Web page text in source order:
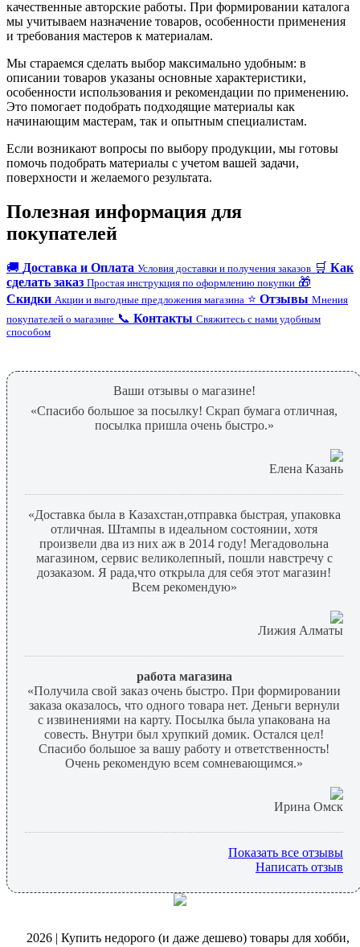
качественные авторские работы. При формировании каталога
мы учитываем назначение товаров, особенности применения
и требования мастеров к материалам.
Мы стараемся сделать выбор максимально удобным: в
описании товаров указаны основные характеристики,
особенности использования и рекомендации по применению.
Это помогает подобрать подходящие материалы как
начинающим мастерам, так и опытным специалистам.
Если возникают вопросы по выбору продукции, мы готовы
помочь подобрать материалы с учетом вашей задачи,
поверхности и желаемого результата.
Полезная информация для
покупателей
🚚 Доставка и Оплата Условия доставки и получения заказов 🛒 Как
сделать заказ Простая инструкция по оформлению покупки 🎁
Скидки Акции и выгодные предложения магазина ⭐ Отзывы Мнения
покупателей о магазине 📞 Контакты Свяжитесь с нами удобным
способом
Ваши отзывы о магазине!
«Спасибо большое за посылку! Скрап бумага отличная,
посылка пришла очень быстро.»
Елена Казань
«Доставка была в Казахстан,отправка быстрая, упаковка
отличная. Штампы в идеальном состоянии, хотя
произвели два из них аж в 2014 году! Мегадовольна
магазином, сервис великолепный, пошли навстречу с
дозаказом. Я рада,что открыла для себя этот магазин!
Всем рекомендую»
Лижия Алматы
работа магазина
«Получила свой заказ очень быстро. При формировании
заказа оказалось, что одного товара нет. Деньги вернули
с извинениями на карту. Посылка была упакована на
совесть. Внутри был хрупкий домик. Остался цел!
Спасибо большое за вашу работу и ответственность!
Очень рекомендую всем сомневающимся.»
Ирина Омск
Показать все отзывы
Написать отзыв
2026 | Купить недорого (и даже дешево) товары для хобби,